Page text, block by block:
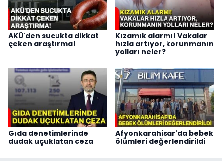
AKÜ'den sucukta dikkat
çeken araştırma!
Kızamık alarmı! Vakalar
hızla artıyor, korunmanın
yolları neler?
Gıda denetimlerinde
dudak uçuklatan ceza
Afyonkarahisar'da bebek
ölümleri değerlendirildi